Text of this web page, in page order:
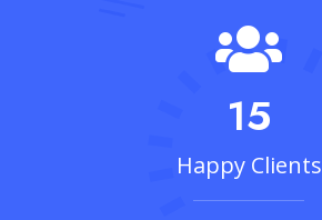
15
Happy Clients